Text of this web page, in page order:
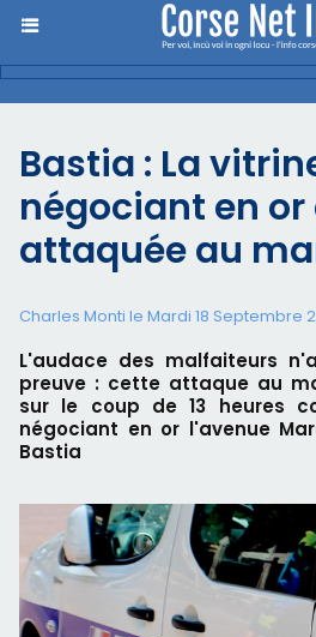
Bastia : La
négociant en
attaquée au
Charles Monti le Mardi 18 Septembre
L'audace des malfaiteurs
preuve : cette attaque au
sur le coup de 13 heures
négociant en or l'avenue
Bastia